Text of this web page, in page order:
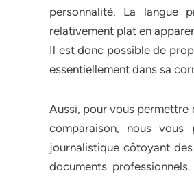
personnalité. La langue
relativement plat en
Il est donc possible de
essentiellement dans sa
Aussi, pour vous permettre
comparaison, nous
journalistique côtoyant
documents